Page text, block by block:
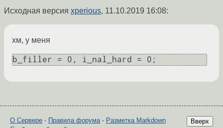
Исходная версия xperious, 11.10.2019 16:08:
хм, у меня
b_filler = 0, i_nal_hard = 0;
Вверх
О Сервере - Правила форума- Разметка Markdown